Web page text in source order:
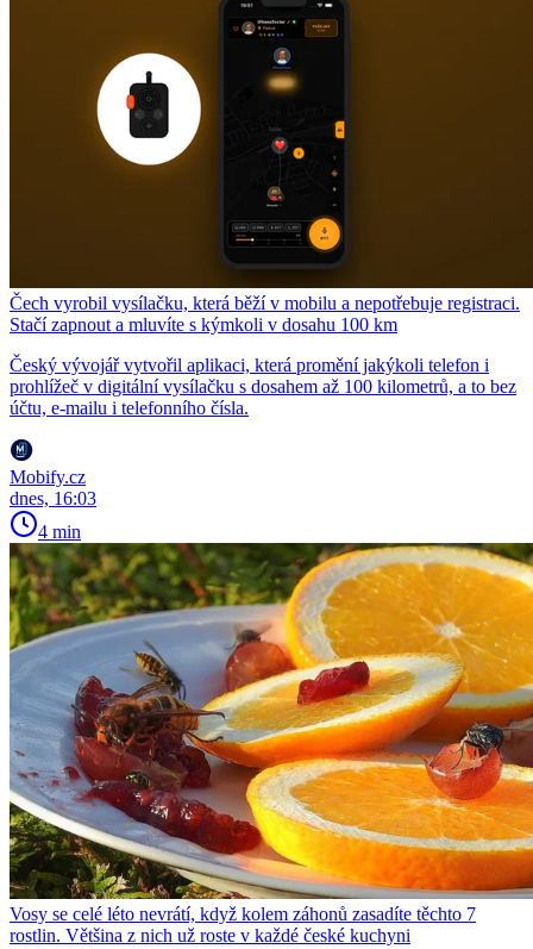
Čech vyrobil vysílačku, která běží v mobilu a nepotřebuje registraci.
Stačí zapnout a mluvíte s kýmkoli v dosahu 100 km
Český vývojář vytvořil aplikaci, která promění jakýkoli telefon i
prohlížeč v digitální vysílačku s dosahem až 100 kilometrů, a to bez
účtu, e-mailu i telefonního čísla.
Mobify.cz
dnes, 16:03
4 min
Vosy se celé léto nevrátí, když kolem záhonů zasadíte těchto 7
rostlin. Většina z nich už roste v každé české kuchyni